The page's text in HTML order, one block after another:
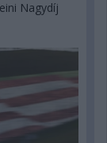
Nagydíj